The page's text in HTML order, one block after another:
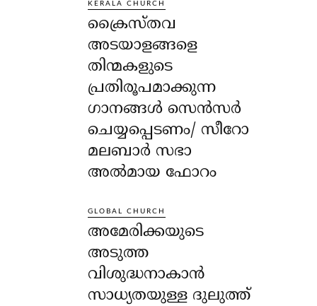
KERALA CHURCH
ക്രൈസ്തവ
അടയാളങ്ങളെ
തിന്മകളുടെ
പ്രതിരൂപമാക്കുന്ന
ഗാനങ്ങൾ സെൻസർ
ചെയ്യപ്പെടണം/ സീറോ
മലബാർ സഭാ
അൽമായ ഫോറം
GLOBAL CHURCH
അമേരിക്കയുടെ
അടുത്ത
വിശുദ്ധനാകാൻ
സാധ്യതയുള്ള ദുലുത്ത്